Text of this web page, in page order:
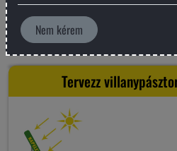
Olvasd el a
Tervezz
Nem kérem